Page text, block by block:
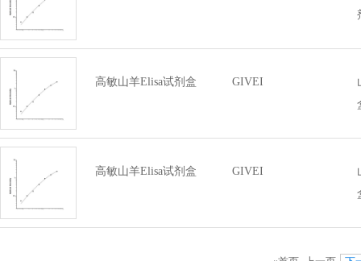
高敏山羊Elisa试剂盒 GIVEI
高敏山羊Elisa试剂盒 GIVEI